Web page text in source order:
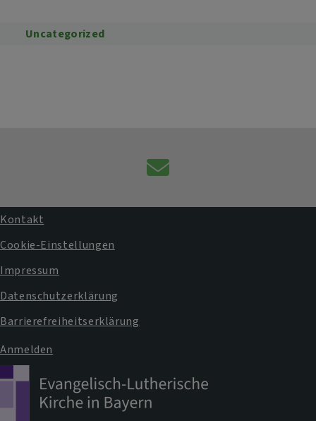
Uncategorized
Kontaktformular
Fußbereichsmenü
Kontakt
Cookie-Einstellungen
Impressum
Datenschutzerklärung
Barrierefreiheitserklärung
Benutzermenü
Anmelden